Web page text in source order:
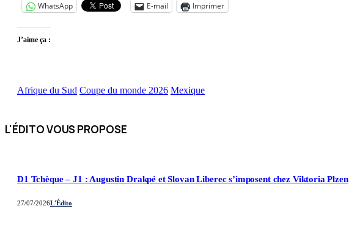
WhatsApp E-mail Imprimer
J’aime ça :
Afrique du Sud Coupe du monde 2026 Mexique
L'ÉDITO VOUSPROPOSE
D1 Tchèque – J1 : Augustin Drakpé et Slovan Liberec s’imposent chez Viktoria Plzen
27/07/2026L'Édito